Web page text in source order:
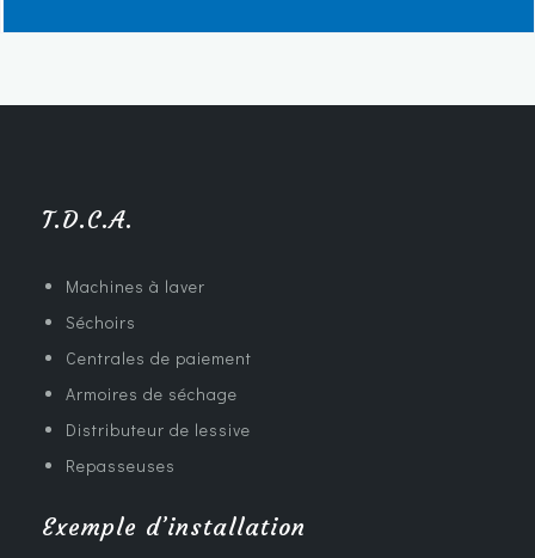
T.D.C.A.
Machines à laver
Séchoirs
Centrales de paiement
Armoires de séchage
Distributeur de lessive
Repasseuses
Exemple d’installation